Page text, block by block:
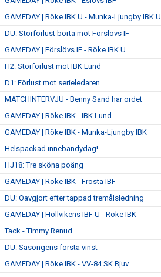
GAMEDAY | Röke IBK U - Munka-Ljungby IBK U
DU: Storförlust borta mot Förslövs IF
GAMEDAY | Förslövs IF - Röke IBK U
H2: Storförlust mot IBK Lund
D1: Förlust mot serieledaren
MATCHINTERVJU - Benny Sand har ordet
GAMEDAY | Röke IBK - IBK Lund
GAMEDAY | Röke IBK - Munka-Ljungby IBK
Helspäckad innebandydag!
HJ18: Tre sköna poäng
GAMEDAY | Röke IBK - Frosta IBF
DU: Oavgjort efter tappad tremålsledning
GAMEDAY | Höllvikens IBF U - Röke IBK
Tack - Timmy Renud
DU: Säsongens första vinst
GAMEDAY | Röke IBK - VV-84 SK Bjuv